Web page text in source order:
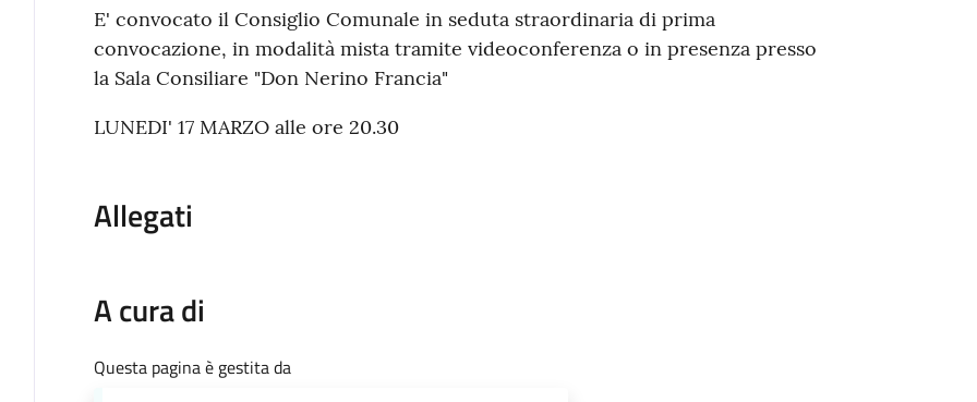
Contenuto
E' convocato il Consiglio Comunale in seduta straordinaria di prima
convocazione, in modalità mista tramite videoconferenza o in presenza presso
la Sala Consiliare "Don Nerino Francia"
LUNEDI' 17 MARZO alle ore 20.30
Allegati
A cura di
Questa pagina è gestita da